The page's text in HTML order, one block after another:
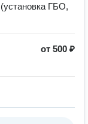
ГБО,
от 500 ₽